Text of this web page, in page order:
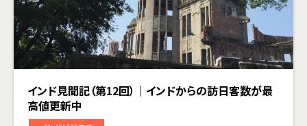
インド見聞記（第12回）｜インドからの訪日客数が最
高値更新中